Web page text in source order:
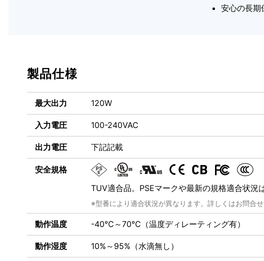
安心の長期
製品仕様
最大出力 120W
入力電圧 100-240VAC
出力電圧 下記記載
安全規格
TUV適合品。PSEマークや最新の規格適合状況
※型番により適合状況が異なります。詳しくはお問合
動作温度 -40℃～70℃（温度ディレーティング有）
動作湿度 10%～95%（水滴無し）